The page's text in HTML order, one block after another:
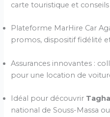
carte touristique et conseils
Plateforme MarHire Car
promos, dispositif fidélité
Assurances innovantes :
pour une location de
Idéal pour découvrir
national de Souss-Massa